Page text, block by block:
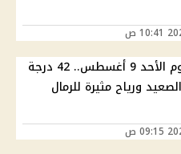
درجات الحرارة اليوم الأحد 9 أغسطس.. 42 درجة
ورياح مثيرة للرمال